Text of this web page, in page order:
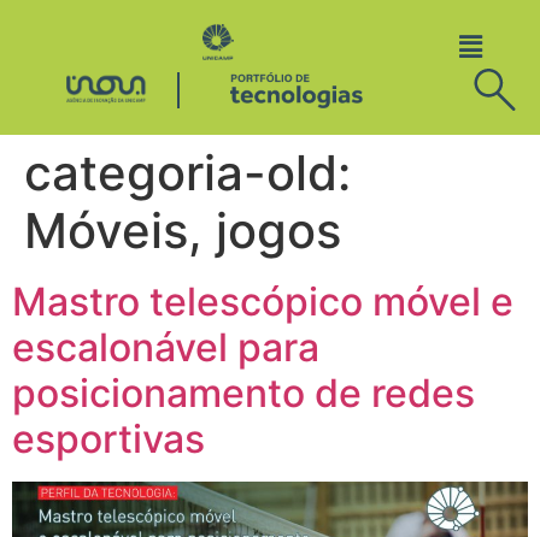
categoria-old:
Móveis, jogos
Mastro telescópico móvel e
escalonável para
posicionamento de redes
esportivas